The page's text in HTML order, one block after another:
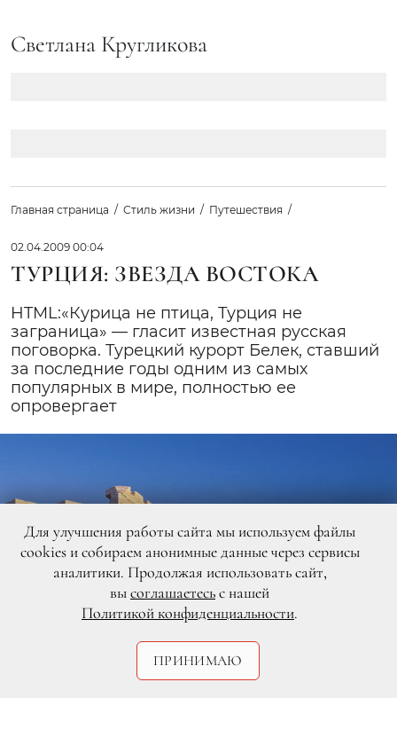
Светлана Кругликова
Главная страница Стиль жизни Путешествия
02.04.2009 00:04
ТУРЦИЯ: ЗВЕЗДА ВОСТОКА
HTML:«Курица не птица, Турция не
заграница» — гласит известная русская
поговорка. Турецкий курорт Белек, ставший
за последние годы одним из самых
популярных в мире, полностью ее
опровергает
Для улучшения работы сайта мы используем файлы
cookies и собираем анонимные данные через сервисы
аналитики. Продолжая использовать сайт,
высоглашаетесьс нашей
Политикой конфиденциальности.
ПРИНИМАЮ